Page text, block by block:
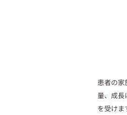
患者の
量、成長
を受けま